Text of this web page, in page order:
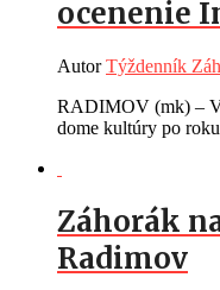
ocenenie
AutorTýždenník
RADIMOV (mk) – V
dome kultúry po
Záhorák
Radimov